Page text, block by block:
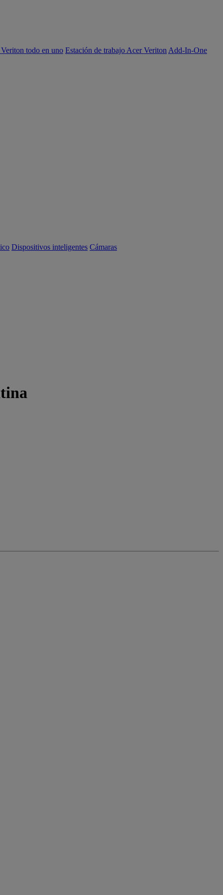
todo en uno Estación de trabajo Acer Veriton Add-In-One
Dispositivos inteligentes Cámaras